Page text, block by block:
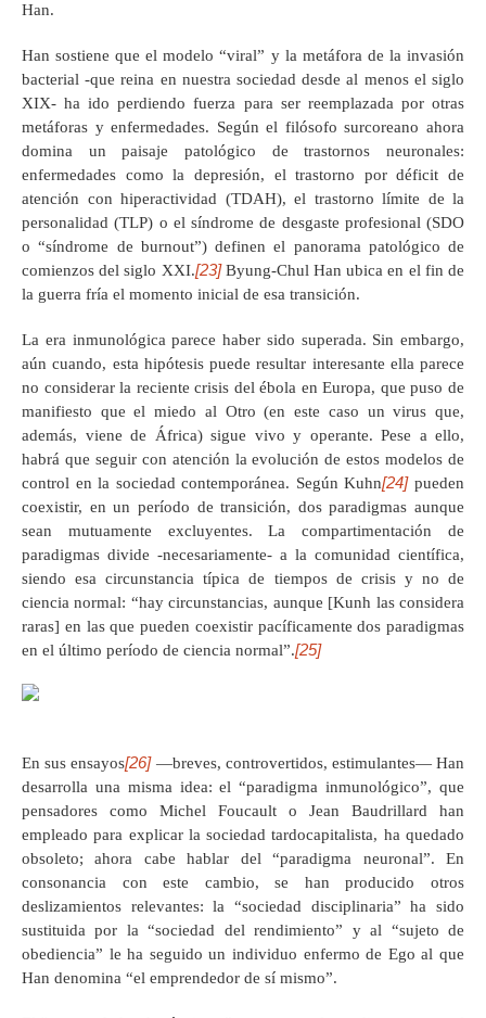
Han.
Han sostiene que el modelo “viral” y la metáfora de la invasión
bacterial -que reina en nuestra sociedad desde al menos el siglo
XIX- ha ido perdiendo fuerza para ser reemplazada por otras
metáforas y enfermedades. Según el filósofo surcoreano ahora
domina un paisaje patológico de trastornos neuronales:
enfermedades como la depresión, el trastorno por déficit de
atención con hiperactividad (TDAH), el trastorno límite de la
personalidad (TLP) o el síndrome de desgaste profesional (SDO
o “síndrome de burnout”) definen el panorama patológico de
comienzos del siglo XXI.[23]Byung-Chul Han ubica en el fin de
la guerra fría el momento inicial de esa transición.
La era inmunológica parece haber sido superada. Sin embargo,
aún cuando, esta hipótesis puede resultar interesante ella parece
no considerar la reciente crisis del ébola en Europa, que puso de
manifiesto que el miedo al Otro (en este caso un virus que,
además, viene de África) sigue vivo y operante. Pese a ello,
habrá que seguir con atención la evolución de estos modelos de
control en la sociedad contemporánea. Según Kuhn[24]pueden
coexistir, en un período de transición, dos paradigmas aunque
sean mutuamente excluyentes. La compartimentación de
paradigmas divide -necesariamente- a la comunidad científica,
siendo esa circunstancia típica de tiempos de crisis y no de
ciencia normal: “hay circunstancias, aunque [Kunh las considera
raras] en las que pueden coexistir pacíficamente dos paradigmas
en el último período de ciencia normal”.[25]
En sus ensayos[26]—breves, controvertidos, estimulantes— Han
desarrolla una misma idea: el “paradigma inmunológico”, que
pensadores como Michel Foucault o Jean Baudrillard han
empleado para explicar la sociedad tardocapitalista, ha quedado
obsoleto; ahora cabe hablar del “paradigma neuronal”. En
consonancia con este cambio, se han producido otros
deslizamientos relevantes: la “sociedad disciplinaria” ha sido
sustituida por la “sociedad del rendimiento” y al “sujeto de
obediencia” le ha seguido un individuo enfermo de Ego al que
Han denomina “el emprendedor de sí mismo”.